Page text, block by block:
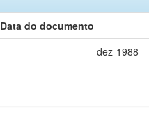
Data do documento
dez-1988